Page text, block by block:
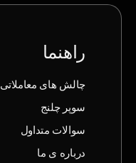
راهنما
چالش های معاملاتی
سوپر چلنج
سوالات متداول
درباره ی ما